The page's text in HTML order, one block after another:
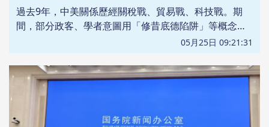
過去9年，中美關係歷經關稅戰、貿易戰、科技戰。期
間，部分政客、學者意圖用「修昔底德陷阱」等概念定
義中美關係。現在，中美兩國給出了自己的答案。
05月25日 09:21:31